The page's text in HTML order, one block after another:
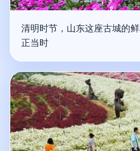
清明时节，山东这座古城的
正当时